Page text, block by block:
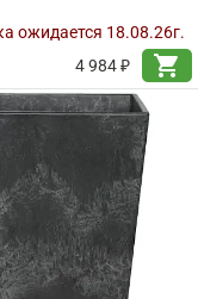
ожидается 18.08.26г.
4 984 ₽
shopping_cart